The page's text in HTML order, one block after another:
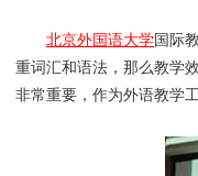
北京外国语大学 国际
重词汇和语法，那么教学
非常重要，作为外语教学